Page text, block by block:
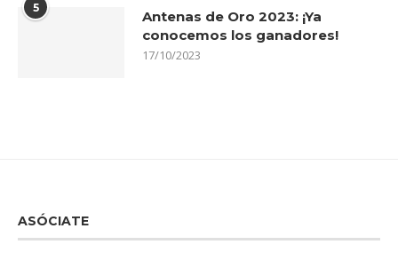
5
Antenas de Oro 2023: ¡Ya
conocemos los ganadores!
17/10/2023
ASÓCIATE